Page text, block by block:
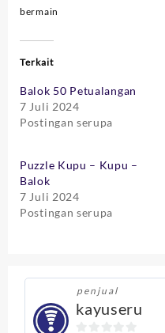
bermain
Terkait
Balok 50 Petualangan
7 Juli 2024
Postingan serupa
Puzzle Kupu – Kupu –
Balok
7 Juli 2024
Postingan serupa
penjual
kayuseru